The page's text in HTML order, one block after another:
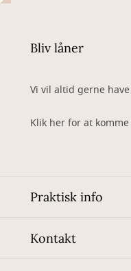
Bliv låner
Vi vil altid gerne
Klik her for at
Praktisk info
Kontakt